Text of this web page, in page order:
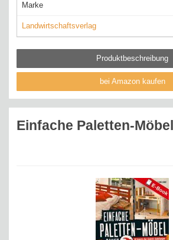
Marke
Landwirtschaftsverlag
Produktbeschreibung
bei Amazon kaufen
Einfache Paletten-